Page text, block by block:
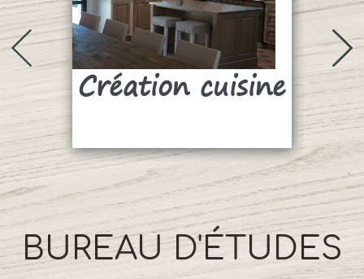
Création cuisine
BUREAU D'ÉTUDES